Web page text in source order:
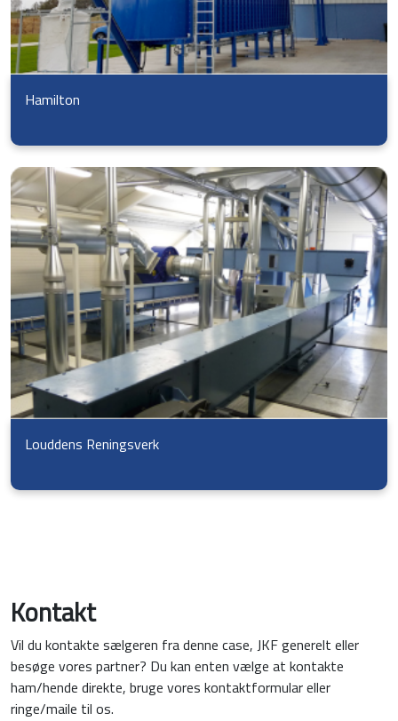
Hamilton
Louddens Reningsverk
Kontakt
Vil du kontakte sælgeren fra denne case, JKF generelt eller
besøge vores partner? Du kan enten vælge at kontakte
ham/hende direkte, bruge vores kontaktformular eller
ringe/maile til os.